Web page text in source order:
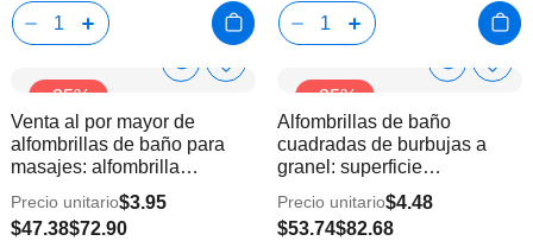
-35%
Show
Info
Añadir
lista
deseos
Venta al por mayor de
alfombrillas de baño para
masajes: alfombrilla
antideslizante para bañera
para exhibición minorista
$47.38$72.90
Precio unitario$3.95
-35%
Show
Info
Alfombrillas de baño
cuadradas de burbujas a
granel: superficie
antideslizante para suelos
de baño
$53.74$82.68
Precio unitario$4.48